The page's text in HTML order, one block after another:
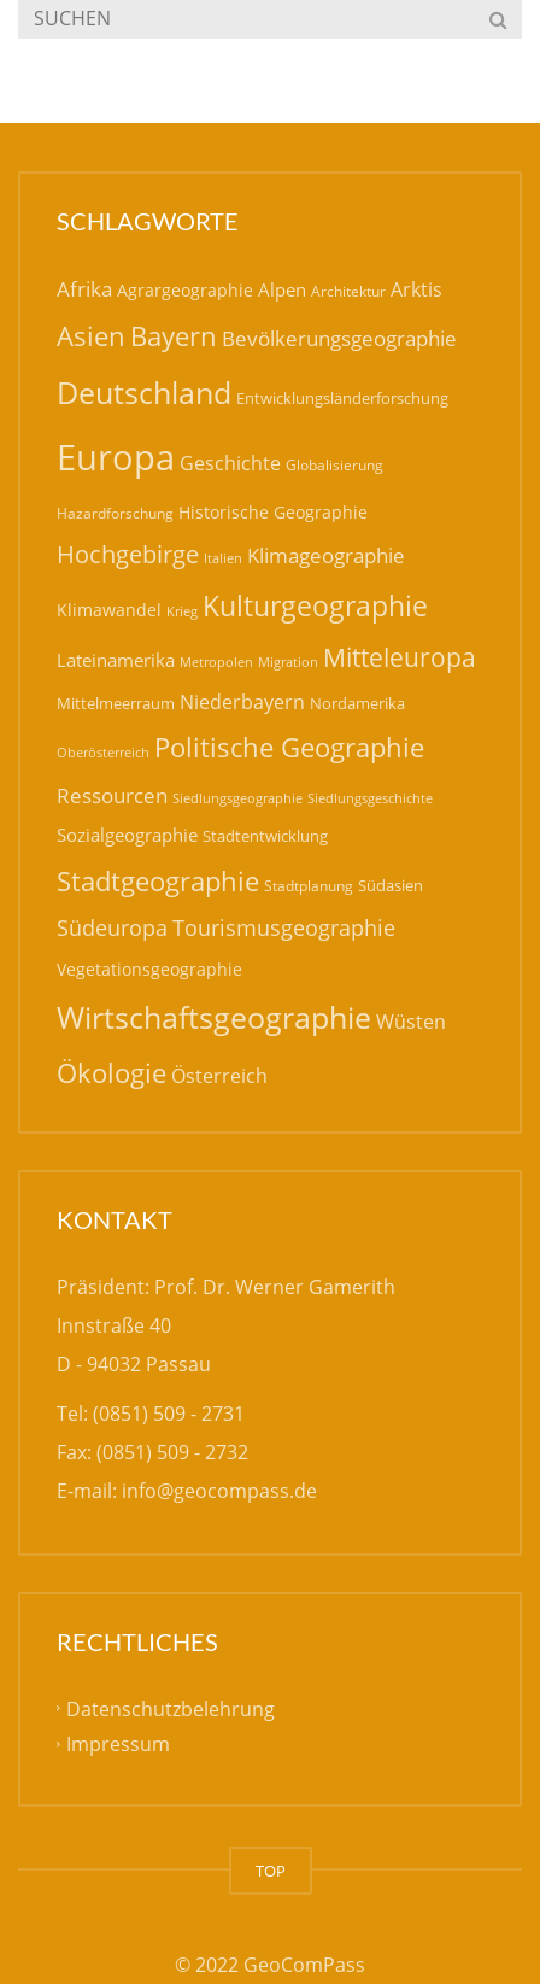
SCHLAGWORTE
Afrika Agrargeographie Alpen Architektur Arktis
Asien Bayern Bevölkerungsgeographie
Deutschland Entwicklungsländerforschung
Europa Geschichte Globalisierung
Hazardforschung Historische Geographie
Hochgebirge Italien Klimageographie
Klimawandel Krieg Kulturgeographie
Lateinamerika Metropolen Migration Mitteleuropa
Mittelmeerraum Niederbayern Nordamerika
Oberösterreich Politische Geographie
Ressourcen Siedlungsgeographie Siedlungsgeschichte
Sozialgeographie Stadtentwicklung
Stadtgeographie Stadtplanung Südasien
Südeuropa Tourismusgeographie
Vegetationsgeographie
Wirtschaftsgeographie Wüsten
Ökologie Österreich
KONTAKT
Präsident: Prof. Dr. Werner Gamerith
Innstraße 40
D - 94032 Passau
Tel: (0851) 509 - 2731
Fax: (0851) 509 - 2732
E-mail: info@geocompass.de
RECHTLICHES
Datenschutzbelehrung
Impressum
TOP
© 2022 GeoComPass